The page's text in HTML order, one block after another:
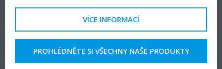
VÍCE INFORMACÍ
PROHLÉDNĚTE SI VŠECHNY NAŠE PRODUKTY